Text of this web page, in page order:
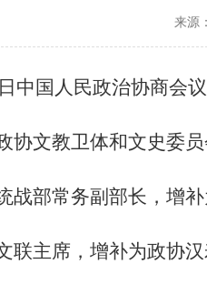
来源
日中国人民政治协商会
协文教卫体和文史委
战部常务副部长， 增
联主席， 增补为政协